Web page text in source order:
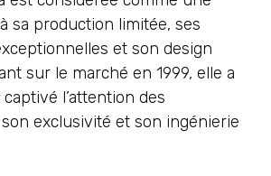
sa production limitée, ses
et son design
sur le marché en 1999, elle a
l’attention des
exclusivité et son ingénierie